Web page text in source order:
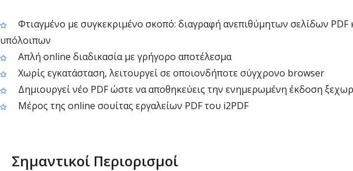
Φτιαγμένο με συγκεκριμένο σκοπό: διαγραφή ανεπιθύμητων σελίδων PDF
υπόλοιπων
Απλή online διαδικασία με γρήγορο αποτέλεσμα
Χωρίς εγκατάσταση, λειτουργεί σε οποιονδήποτε σύγχρονο browser
Δημιουργεί νέο PDF ώστε να αποθηκεύεις την ενημερωμένη έκδοση
Μέρος της online σουίτας εργαλείων PDF του i2PDF
Σημαντικοί Περιορισμοί